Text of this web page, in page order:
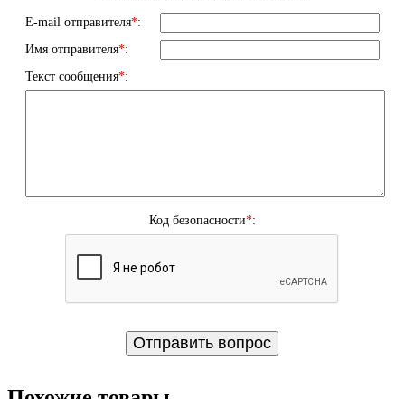
E-mail отправителя*:
Имя отправителя*:
Текст сообщения*:
Код безопасности*: